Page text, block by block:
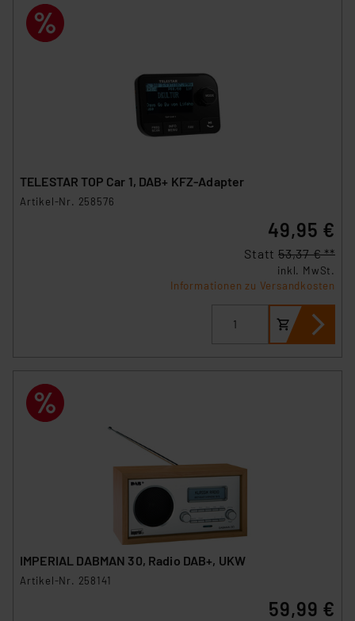
TELESTAR TOP Car 1, DAB+ KFZ-Adapter
Artikel-Nr. 258576
49,95 €
Statt 53,37 € **
inkl. MwSt.
Informationen zu Versandkosten
IMPERIAL DABMAN 30, Radio DAB+, UKW
Artikel-Nr. 258141
59,99 €